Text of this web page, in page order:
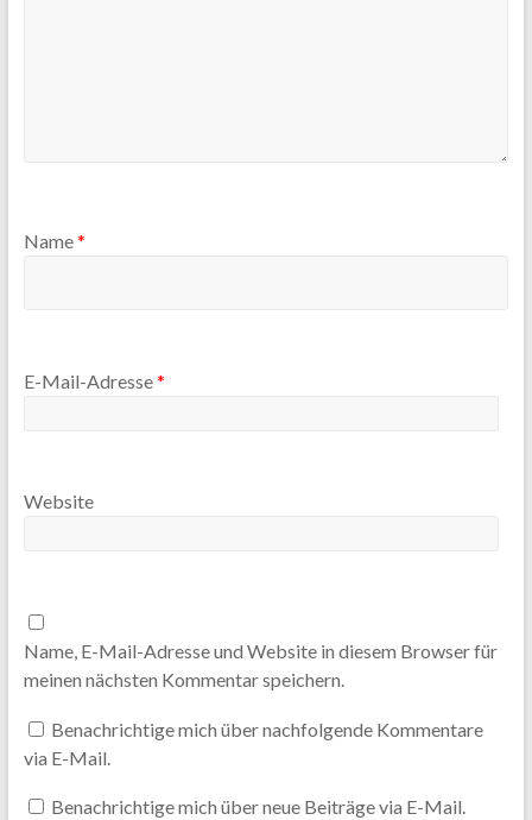
Name*
E-Mail-Adresse*
Website
Name, E-Mail-Adresse und Website in diesem Browser für
meinen nächsten Kommentar speichern.
Benachrichtige mich über nachfolgende Kommentare
via E-Mail.
Benachrichtige mich über neue Beiträge via E-Mail.